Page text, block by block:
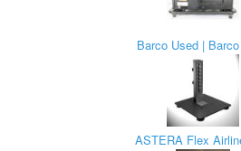
Barco Used |
ASTERA Flex